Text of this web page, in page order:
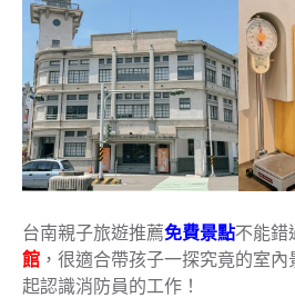
台南親子旅遊推薦免費景點不能錯
館 ，很適合帶孩子一探究竟的室
起認識消防員的工作！